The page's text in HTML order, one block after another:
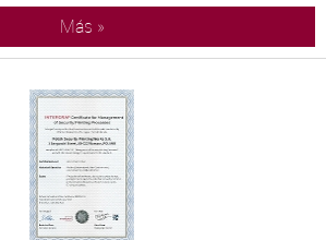
Más »